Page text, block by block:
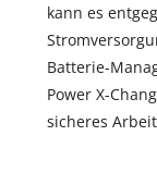
kann es
Batterie-
Power X-
sicheres